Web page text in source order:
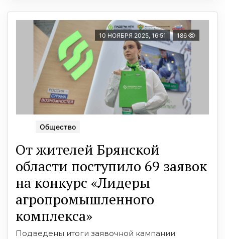
10 НОЯБРЯ 2025, 16:51 186
Общество
От жителей Брянской
области поступило 69 заявок
на конкурс «Лидеры
агропромышленного
комплекса»
Подведены итоги заявочной кампании